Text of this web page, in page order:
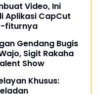
Video, Ini
Aplikasi CapCut
fiturnya
Gendang Bugis
Sigit Rakaha
Show
Khusus: